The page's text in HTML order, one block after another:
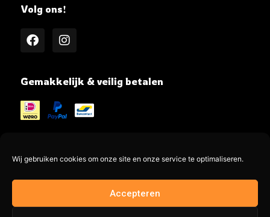
Wij gebruiken cookies om onze site en onze service te optimaliseren.
Accepteren
Volg ons!
Gemakkelijk & veilig betalen